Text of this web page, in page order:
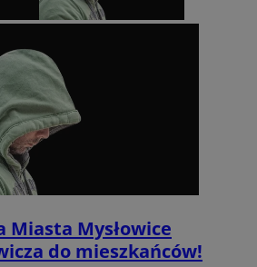
Miasta Mysłowice
do mieszkańców!